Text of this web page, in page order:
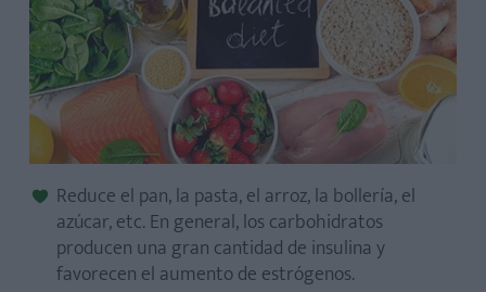
Reduce el pan, la pasta, el arroz, la bollería, el
azúcar, etc. En general, los carbohidratos
producen una gran cantidad de insulina y
favorecen el aumento de estrógenos.